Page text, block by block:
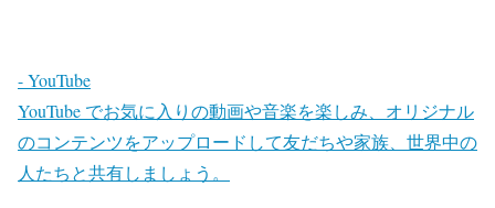
- YouTube
YouTube でお気に入りの動画や音楽を楽しみ、オリジナル
のコンテンツをアップロードして友だちや家族、世界中の
人たちと共有しましょう。